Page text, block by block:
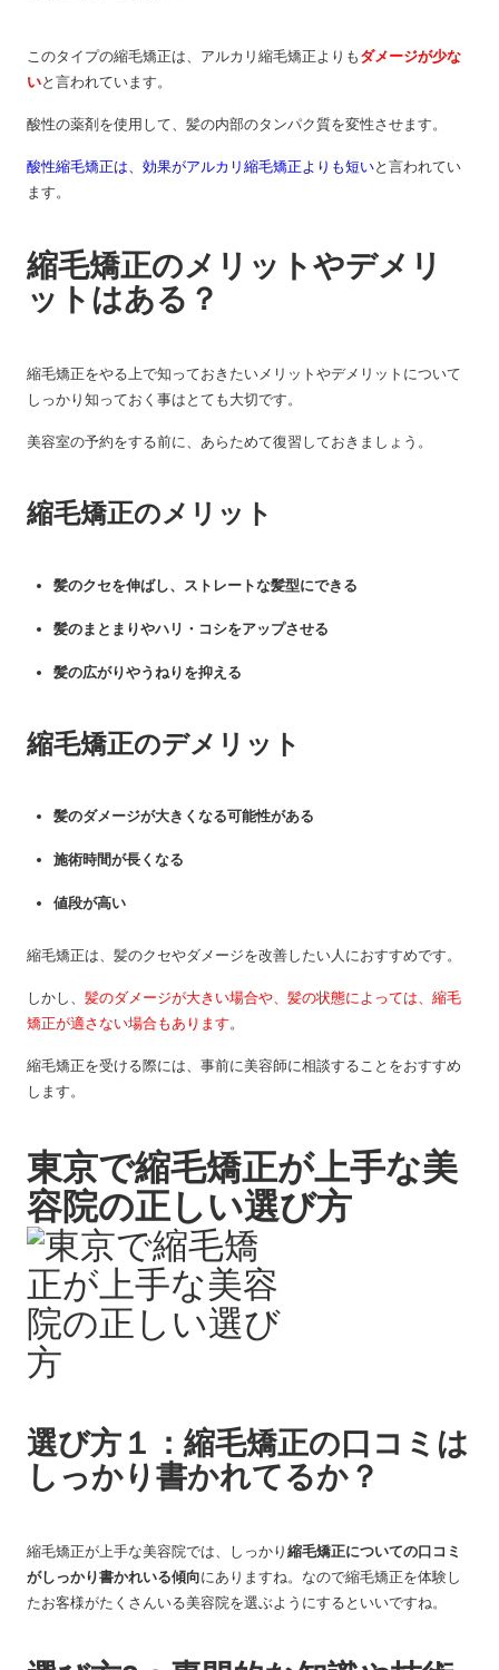
このタイプの縮毛矯正は、アルカリ縮毛矯正よりも ダメージが少な
いと言われています。
酸性の薬剤を使用して、髪の内部のタンパク質を変性させます。
酸性縮毛矯正は、効果がアルカリ縮毛矯正よりも短いと言われてい
ます。
縮毛矯正のメリットやデメリ
ットはある？
縮毛矯正をやる上で知っておきたいメリットやデメリットについて
しっかり知っておく事はとても大切です。
美容室の予約をする前に、あらためて復習しておきましょう。
縮毛矯正のメリット
髪のクセを伸ばし、ストレートな髪型にできる
髪のまとまりやハリ・コシをアップさせる
髪の広がりやうねりを抑える
縮毛矯正のデメリット
髪のダメージが大きくなる可能性がある
施術時間が長くなる
値段が高い
縮毛矯正は、髪のクセやダメージを改善したい人におすすめです。
しかし、 髪のダメージが大きい場合や、髪の状態によっては、縮毛
矯正が適さない場合もあります。
縮毛矯正を受ける際には、事前に美容師に相談することをおすすめ
します。
東京で縮毛矯正が上手な美
容院の正しい選び方
選び方１：縮毛矯正の口コミは
しっかり書かれてるか？
縮毛矯正が上手な美容院では、しっかり 縮毛矯正についての口コミ
がしっかり書かれいる傾向にありますね。なので縮毛矯正を体験し
たお客様がたくさんいる美容院を選ぶようにするといいですね。